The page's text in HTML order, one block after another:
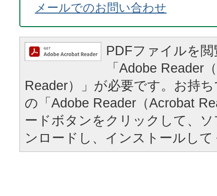
メールでのお問い合わせ
PDFファイルを
「Adobe Reader
Reader）」が必要です。お持
の「Adobe Reader（Acrobat
ードボタンをクリックして、
ンロードし、インストールし